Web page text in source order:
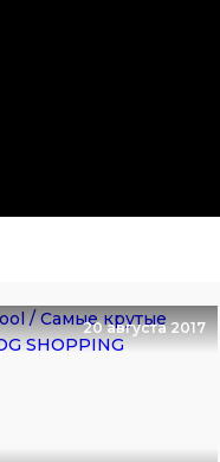
20 августа 2017